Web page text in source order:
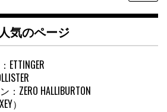
人気のページ
ZERO HALLIBURTON
）